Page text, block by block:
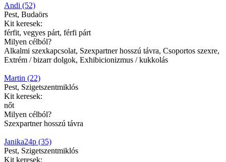
Andi (52)
Pest, Budaörs
Kit keresek:
férfit, vegyes párt, férfi párt
Milyen célból?
Alkalmi szexkapcsolat, Szexpartner hosszú távra, Csoportos szexre,
Extrém / bizarr dolgok, Exhibicionizmus / kukkolás
Martin (22)
Pest, Szigetszentmiklós
Kit keresek:
nőt
Milyen célból?
Szexpartner hosszú távra
Janika24p (35)
Pest, Szigetszentmiklós
Kit keresek: